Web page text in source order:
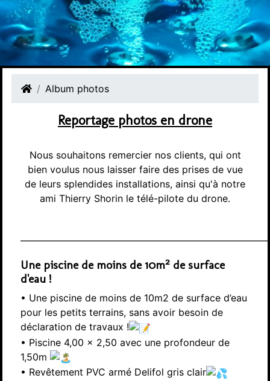
Album photos
Reportage photos en drone
Nous souhaitons remercier nos clients, qui ont
bien voulus nous laisser faire des prises de vue
de leurs splendides installations, ainsi qu'à notre
ami Thierry Shorin le télé-pilote du drone.
Une piscine de moins de 10m² de surface
d'eau !
• Une piscine de moins de 10m2 de surface d’eau
pour les petits terrains, sans avoir besoin de
déclaration de travaux !
• Piscine 4,00 x 2,50 avec une profondeur de
1,50m
• Revêtement PVC armé Delifol gris clair